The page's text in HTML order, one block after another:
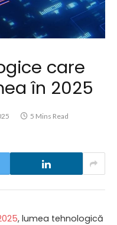
care
în 2025
5 Mins Read
, lumea tehnologică